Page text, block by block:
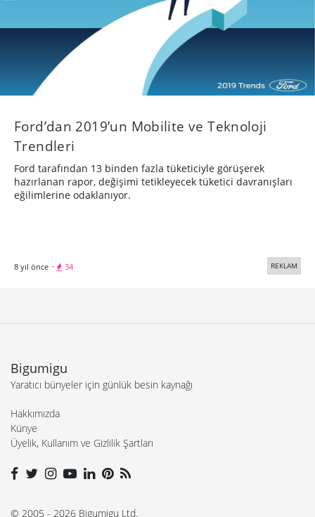
Ford’dan 2019’un Mobilite ve Teknoloji
Trendleri
Ford tarafından 13 binden fazla tüketiciyle görüşerek
hazırlanan rapor, değişimi tetikleyecek tüketici davranışları
eğilimlerine odaklanıyor.
8 yıl önce · 34 REKLAM
Bigumigu
Yaratıcı bünyeler için günlük besin kaynağı
Hakkımızda
Künye
Üyelik, Kullanım ve Gizlilik Şartları
© 2005 - 2026 Bigumigu Ltd.